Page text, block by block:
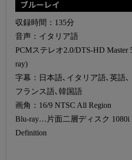
ブルーレイ
収録時間：135分
音声：イタリア語
PCMステレオ2.0/DTS-HD Master
ray)
字幕：日本語､イタリア語､英語､
フランス語､韓国語
画角：16/9 NTSC All Region
Blu-ray…片面二層ディスク 1080i
Definition